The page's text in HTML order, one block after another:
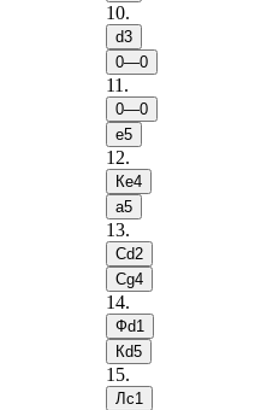
10.
d3
0—0
11 .
0—0
e5
12.
Кe4
a5
13.
Сd2
Сg4
14.
Фd1
Кd5
15.
Лc1